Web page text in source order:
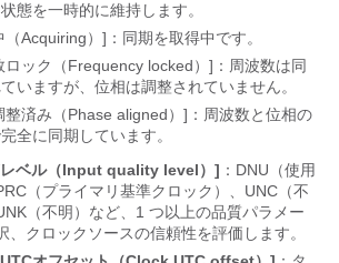
態を一時的に維持します。
（Acquiring）]：同期を取得中です。
ロック（Frequency locked）]：周波数は同
いますが、位相は調整されていません。
整済み（Phase aligned）]：周波数と位相の
全に同期しています。
ベル（Input quality level）] ：DNU（使用
（プライマリ基準クロック）、UNC（不
（不明）など、1 つ以上の品質パラメー
、クロックソースの信頼性を評価します。